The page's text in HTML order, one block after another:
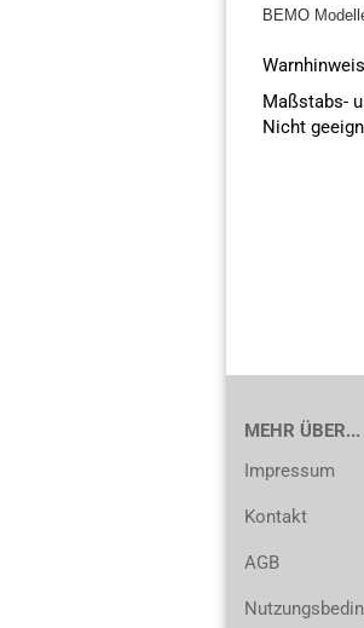
BEMO
Warnhinweis
Maßstabs-
Nicht
MEHR ÜBER...
Impressum
Kontakt
AGB